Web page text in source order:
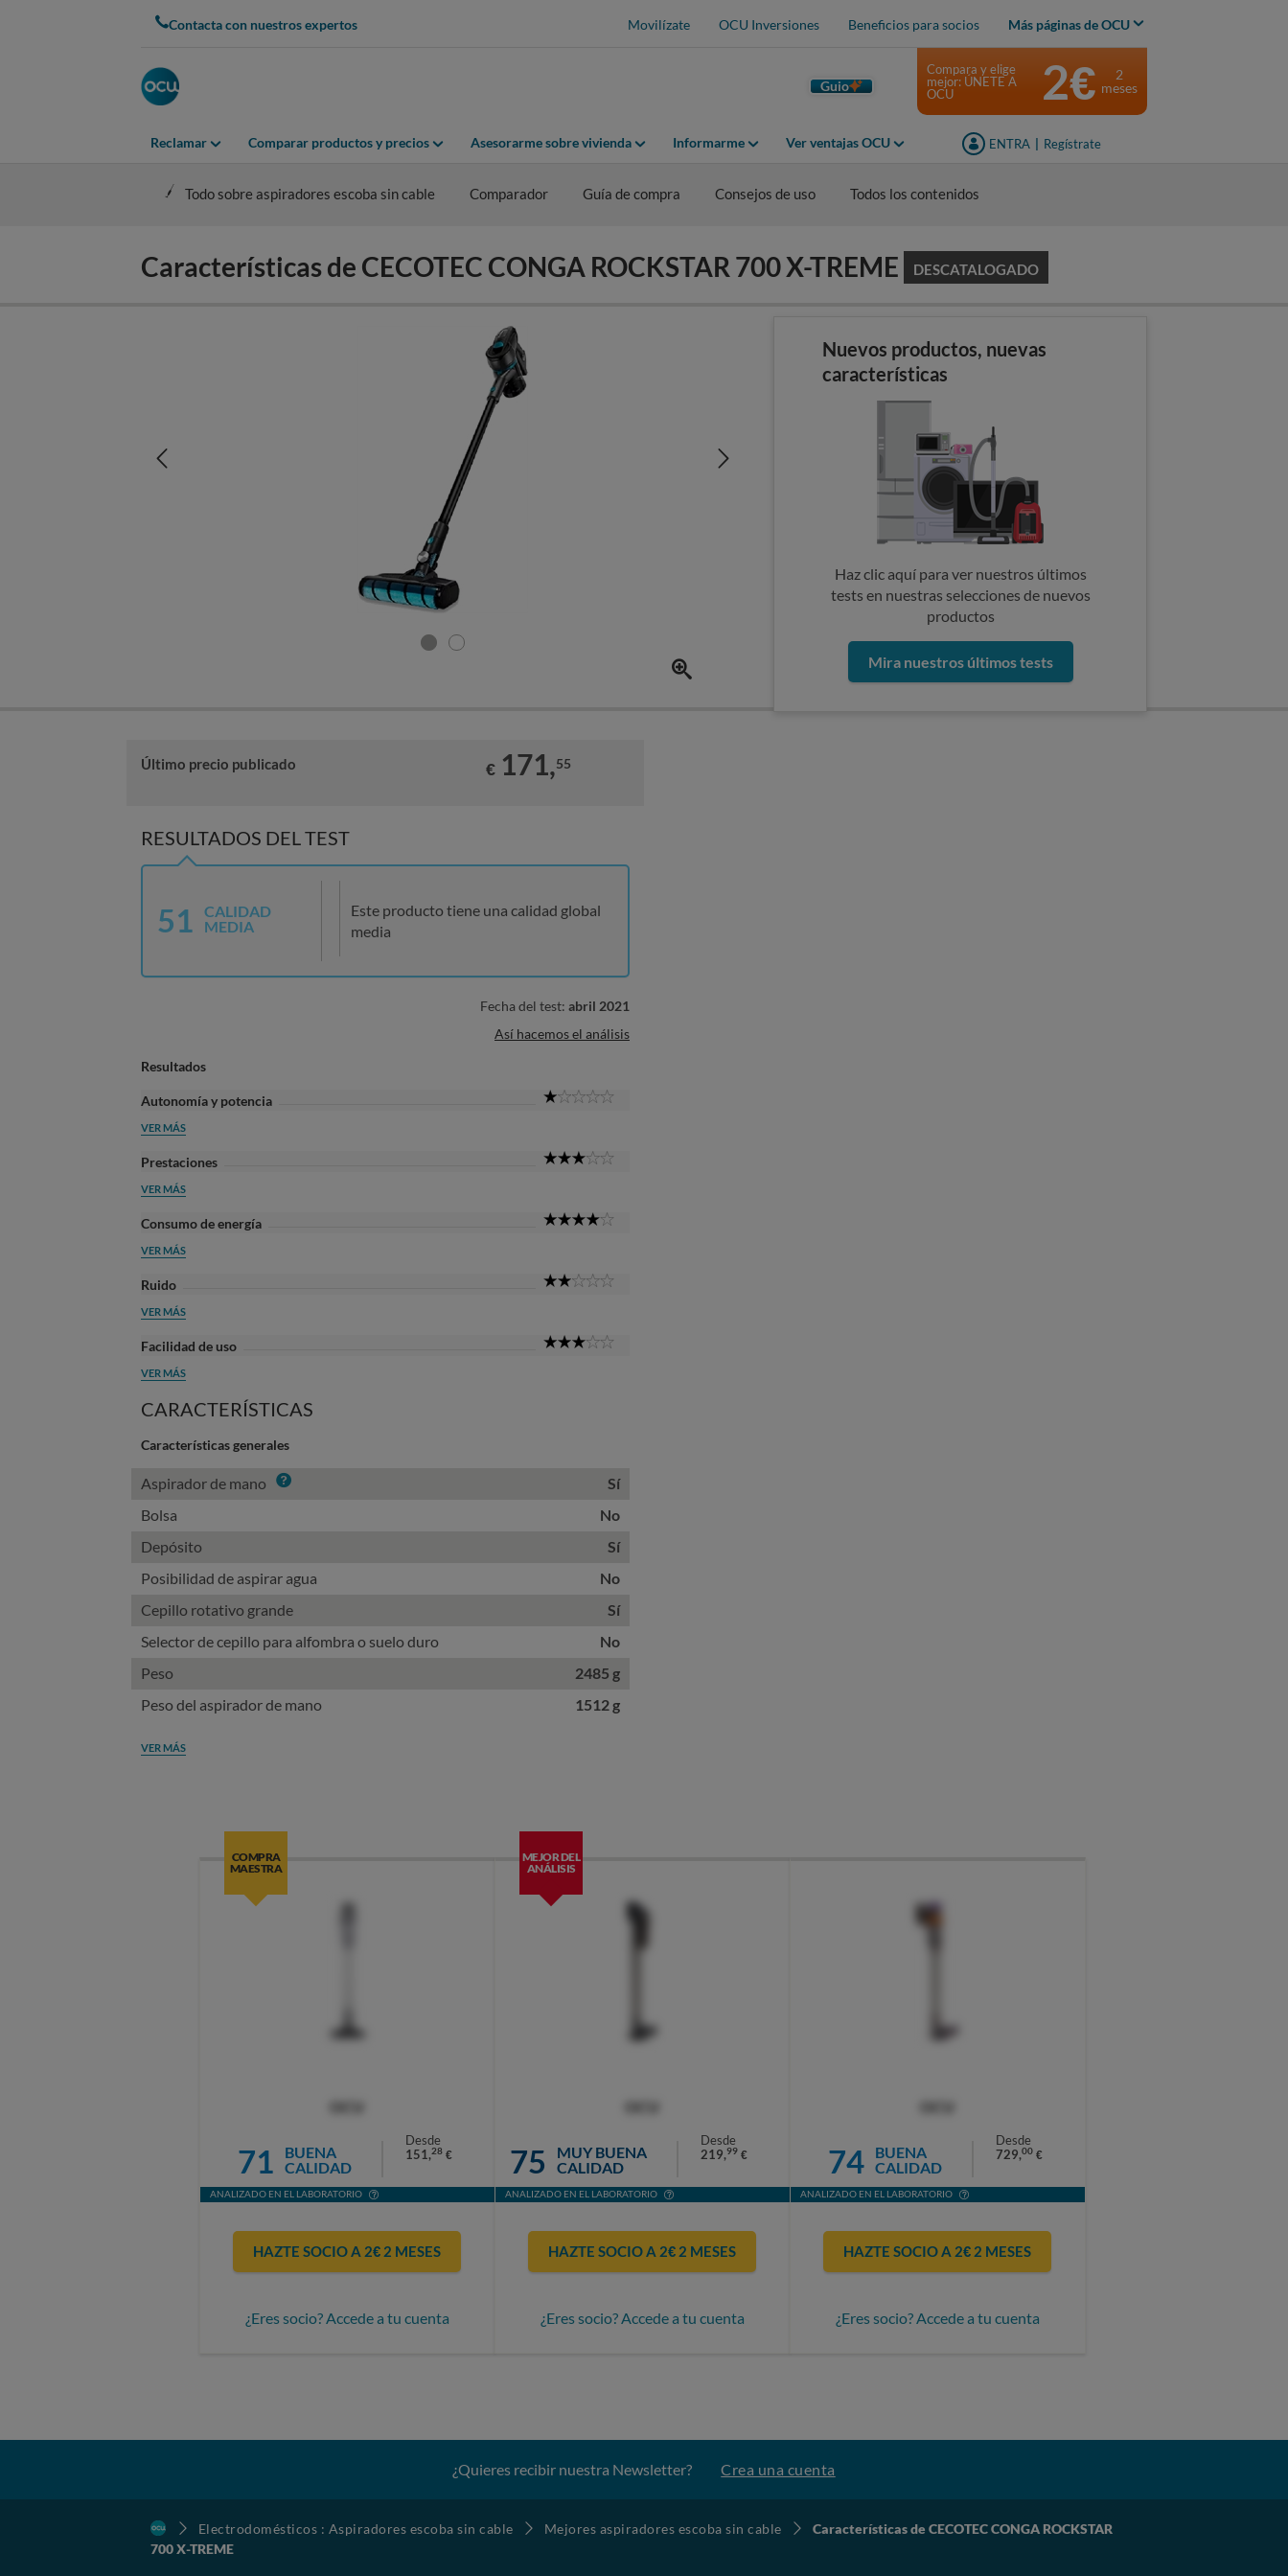
Contacta con nuestros expertos Movilízate OCU Inversiones Beneficios para socios Más páginas de OCU
Guio
Reclamar Comparar productos y precios Asesorarme sobre vivienda Informarme Ver ventajas OCU ENTRA Regístrate
Compara y elige
mejor: ÚNETE A
OCU
2€
2
meses
Todo sobre aspiradores escoba sin cable Comparador Guía de compra Consejos de uso Todos los contenidos
Características de CECOTEC CONGA ROCKSTAR 700 X-TREME DESCATALOGADO
Nuevos productos, nuevas
características
Haz clic aquí para ver nuestros últimos
tests en nuestras selecciones de nuevos
productos
Mira nuestros últimos tests
Último precio publicado € 171,55
RESULTADOS DEL TEST
51
CALIDAD
MEDIA
Este producto tiene una calidad global
media
Fecha del test: abril 2021
Así hacemos el análisis
Resultados
Autonomía y potencia
VER MÁS
Prestaciones
VER MÁS
Consumo de energía
VER MÁS
Ruido
VER MÁS
Facilidad de uso
VER MÁS
CARACTERÍSTICAS
Características generales
Aspirador de mano Info
Sí
Bolsa
No
Depósito
Sí
Posibilidad de aspirar agua
No
Cepillo rotativo grande
Sí
Selector de cepillo para alfombra o suelo duro
No
Peso
2485 g
Peso del aspirador de mano
1512 g
VER MÁS
COMPRA
MAESTRA
71
BUENA
CALIDAD
Desde
151,28 €
ANALIZADO EN EL LABORATORIO
HAZTE SOCIO A 2€ 2 MESES
¿Eres socio? Accede a tu cuenta
MEJOR DEL
ANÁLISIS
75
MUY BUENA
CALIDAD
Desde
219,99 €
ANALIZADO EN EL LABORATORIO
HAZTE SOCIO A 2€ 2 MESES
¿Eres socio? Accede a tu cuenta
74
BUENA
CALIDAD
Desde
729,00 €
ANALIZADO EN EL LABORATORIO
HAZTE SOCIO A 2€ 2 MESES
¿Eres socio? Accede a tu cuenta
¿Quieres recibir nuestra Newsletter? Crea una cuenta
Electrodomésticos : Aspiradores escoba sin cable Mejores aspiradores escoba sin cable
Características de CECOTEC CONGA ROCKSTAR
700 X-TREME